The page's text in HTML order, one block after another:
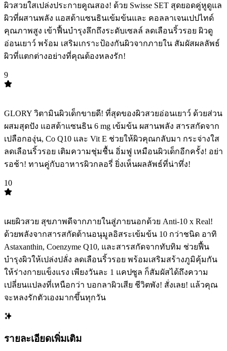
ผิวสวยใสเปล่งประกายคูณสอง! ด้วย Swisse SET สุดยอดคู่หูดูแล
ผิวที่ผสานพลัง แอสต้าแซนธินเข้มข้นและ คอลลาเจนเปปไทด์
คุณภาพสูง เข้าฟื้นบำรุงลึกถึงระดับเซลล์ ลดเลือนริ้วรอย ผิวดู
อ่อนเยาว์ พร้อม เสริมเกราะป้องกันผิวจากภายใน สัมผัสผลลัพธ์
ผิวที่แตกต่างอย่างที่คุณต้องหลงรัก!
9
GLORY วิตามินผิวเด็กขายดี! ที่สุดของผิวสวยอ่อนเยาว์ ด้วยส่วน
ผสมสุดปัง แอสต้าแซนธิน 6 mg เข้มข้น ผสานพลัง สารสกัดจาก
เปลือกองุ่น, Co Q10 และ Vit E ช่วยให้ผิวคุณกลับมา กระจ่างใส
ลดเลือนริ้วรอย เติมความชุ่มชื้น อิ่มฟู เหมือนผิวเด็กอีกครั้ง! อย่า
รอช้า! ทานคู่กับอาหารผิวกลอรี่ ยิ่งเห็นผลลัพธ์ที่น่าทึ่ง!
10
เผยผิวสวย สุขภาพดีจากภายในสู่ภายนอกด้วย Anti-10 x Real! ️
ด้วยพลังจากสารสกัดต้านอนุมูลอิสระเข้มข้น 10 กว่าชนิด อาทิ
Astaxanthin, Coenzyme Q10, และสารสกัดจากทับทิม ช่วยฟื้น
บำรุงผิวให้เปล่งปลั่ง ลดเลือนริ้วรอย พร้อมเสริมสร้างภูมิคุ้มกัน
ให้ร่างกายแข็งแรง เพียงวันละ 1 แคปซูล ก็สัมผัสได้ถึงความ
เปลี่ยนแปลงที่เหนือกว่า บอกลาผิวเสีย ชีวิตพัง! สั่งเลย! แล้วคุณ
จะหลงรักตัวเองมากขึ้นทุกวัน
รายละเอียดเพิ่มเติม